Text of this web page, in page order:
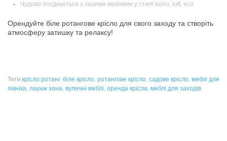
Чудово поєднується з іншими меблями у стилі boho, loft, eco
Орендуйте біле ротангове крісло для свого заходу та створіть
атмосферу затишку та релаксу!
Теги крісло ротанг, біле крісло, ротангове крісло, садове крісло, меблі для
пікніка, лаунж зона, вуличні меблі, оренда крісла, меблі для заходів